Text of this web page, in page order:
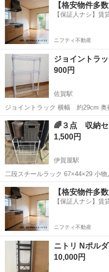
【格安物件多
【保証人ナシ】賃
ニフティ不動産
ジョイントラ
900円
佐賀駅
ジョイントラック 横幅 約29cm 奥行 約15cm 高さ 約48cm 佐賀市
内でお渡し致します。 物を載せていただけですので綺麗ですが、あく
まで中古です。神経質な方は購入を
ークレームノー...
佐賀 佐賀市 佐賀駅 収納
🌈３点 収納セ
1,500円
伊賀屋駅
二段スチールラック 67×44×29 小物入れ 25×26×19.5 ミニごみ箱 高さ
24.5 直径17 洗面台、トイレなどの収納に✨ 詳細はプロフィール確認
お願いします🙇‍♀️
佐賀 佐賀市 伊賀屋駅 収
【格安物件多
【保証人ナシ】賃
ニフティ不動産
ニトリ Nポル
10,000円